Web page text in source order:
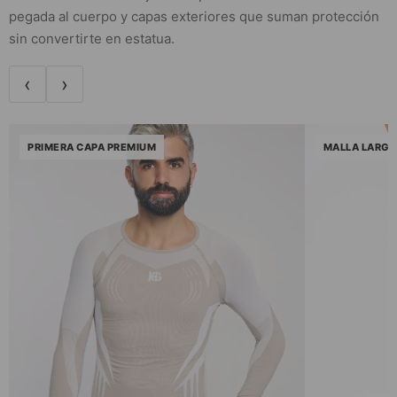
pegada al cuerpo y capas exteriores que suman protección
sin convertirte en estatua.
‹ ›
PRIMERA CAPA PREMIUM MALLA